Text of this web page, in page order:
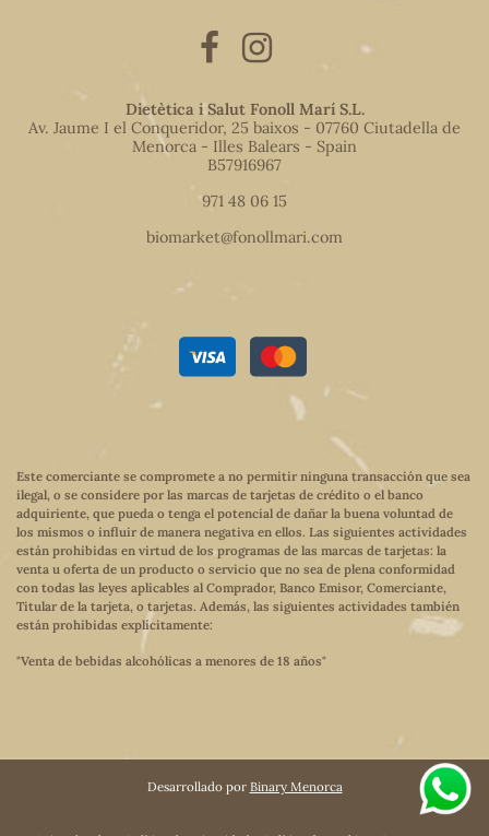
Dietètica i Salut Fonoll Marí S.L.
Av. Jaume I el Conqueridor, 25 baixos - 07760 Ciutadella de
Menorca - Illes Balears - Spain
B57916967
971 48 06 15
biomarket@fonollmari.com
Este comerciante se compromete a no permitir ninguna transacción que sea
ilegal, o se considere por las marcas de tarjetas de crédito o el banco
adquiriente, que pueda o tenga el potencial de dañar la buena voluntad de
los mismos o influir de manera negativa en ellos. Las siguientes actividades
están prohibidas en virtud de los programas de las marcas de tarjetas: la
venta u oferta de un producto o servicio que no sea de plena conformidad
con todas las leyes aplicables al Comprador, Banco Emisor, Comerciante,
Titular de la tarjeta, o tarjetas. Además, las siguientes actividades también
están prohibidas explícitamente:
"Venta de bebidas alcohólicas a menores de 18 años"
Desarrollado por Binary Menorca